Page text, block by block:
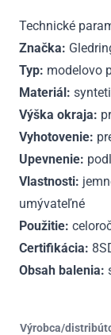
Technické
Značka:
Typ: modelovo
Materiál:
Výška okraja:
Vyhotovenie:
Upevnenie:
Vlastnosti:
umývateľné
Použitie:
Certifikácia:
Obsah balenia:
Výrobca/